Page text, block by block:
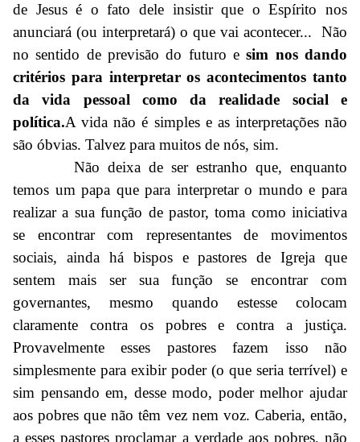
de Jesus é o fato dele insistir que o Espírito nos
anunciará (ou interpretará) o que vai acontecer... Não
no sentido de previsão do futuro esim nos dando
critérios para interpretar os acontecimentos tanto
da vida pessoal como da realidade social e
política.A vida não é simples e as interpretações não
são óbvias. Talvez para muitos de nós, sim.
Não deixa de ser estranho que, enquanto
temos um papa que para interpretar o mundo e para
realizar a sua função de pastor, toma como iniciativa
se encontrar com representantes de movimentos
sociais, ainda há bispos e pastores de Igreja que
sentem mais ser sua função se encontrar com
governantes, mesmo quando estesse colocam
claramente contra os pobres e contra a justiça.
Provavelmente esses pastores fazem isso não
simplesmente para exibir poder (o que seria terrível) e
sim pensando em, desse modo, poder melhor ajudar
aos pobres que não têm vez nem voz. Caberia, então,
a esses pastores proclamar a verdade aos pobres, não